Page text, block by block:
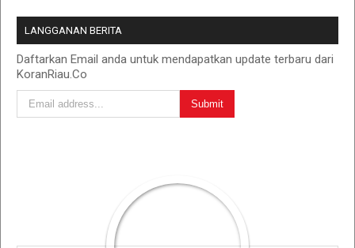
LANGGANAN BERITA
Daftarkan Email anda untuk mendapatkan update terbaru dari
KoranRiau.Co